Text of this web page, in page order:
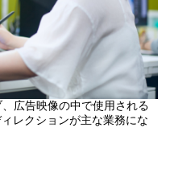
広告映像の中で使用される
レクションが主な業務にな